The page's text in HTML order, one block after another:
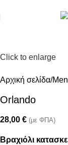
Click to enlarge
Αρχική σελίδα
Orlando
28,00 € (με ΦΠΑ)
Βραχιόλι